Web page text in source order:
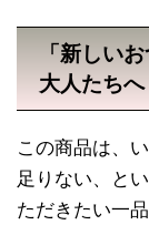
「新しい
大人たちへ
この商品は、
足りない、と
ただきたい一